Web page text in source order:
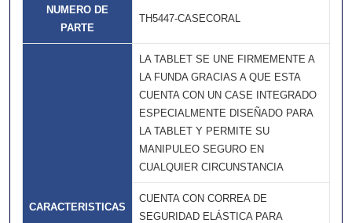
NUMERO DE
PARTE
TH5447-CASECORAL
CARACTERISTICAS
LA TABLET SE UNE FIRMEMENTE A
LA FUNDA GRACIAS A QUE ESTA
CUENTA CON UN CASE INTEGRADO
ESPECIALMENTE DISEÑADO PARA
LA TABLET Y PERMITE SU
MANIPULEO SEGURO EN
CUALQUIER CIRCUNSTANCIA
CUENTA CON CORREA DE
SEGURIDAD ELÁSTICA PARA